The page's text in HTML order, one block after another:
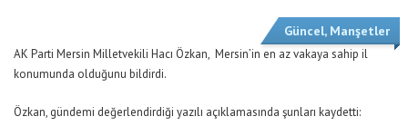
Güncel, Manşetler
AK Parti Mersin Milletvekili Hacı Özkan, Mersin’in en az vakaya sahip il
konumunda olduğunu bildirdi.
Özkan, gündemi değerlendirdiği yazılı açıklamasında şunları kaydetti: